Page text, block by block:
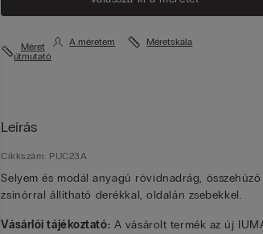
Méret
útmutató
A méretem Méretskála
Leírás
Cikkszám: PUC23A
Selyem és modál anyagú rövidnadrág, összehúzó
zsinórral állítható derékkal, oldalán zsebekkel.
Vásárlói tájékoztató: A vásárolt termék az új